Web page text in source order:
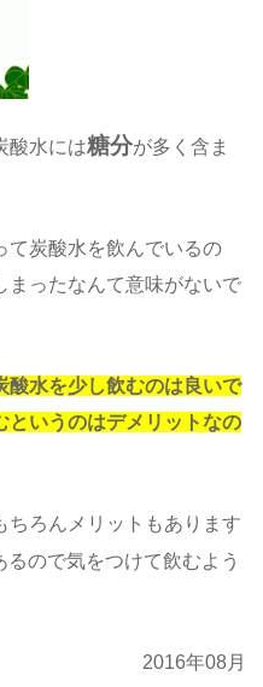
酸水には糖分が多く含ま
て炭酸水を飲んでいるの
まったなんて意味がないで
酸水を少し飲むのは良いで
というのはデメリットなの
ちろんメリットもあります
るので気をつけて飲むよう
2016年08月